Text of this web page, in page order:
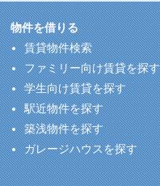
物件を借りる
賃貸物件検索
ファミリー向け賃貸を探す
学生向け賃貸を探す
駅近物件を探す
築浅物件を探す
ガレージハウスを探す